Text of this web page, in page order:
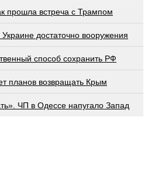
прошла встреча с Трампом
достаточно вооружения
способ сохранить РФ
планов возвращать Крым
ЧП в Одессе напугало Запад